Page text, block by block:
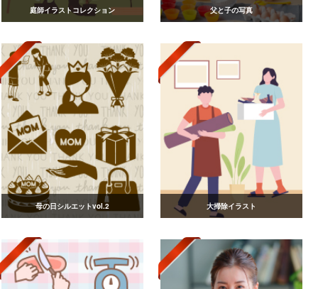
庭師イラストコレクション 父と子の写真
母の日シルエットvol.2 大掃除イラスト